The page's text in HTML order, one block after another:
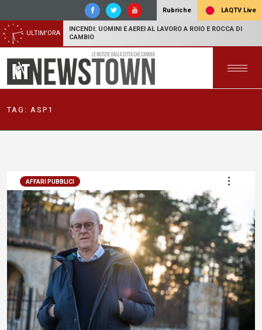
Rubriche LAQTV Live
ULTIM'ORA
INCENDI: UOMINI E AEREI AL LAVORO A ROIO E ROCCA DI
CAMBIO
TAG: ASP1
AFFARI PUBBLICI